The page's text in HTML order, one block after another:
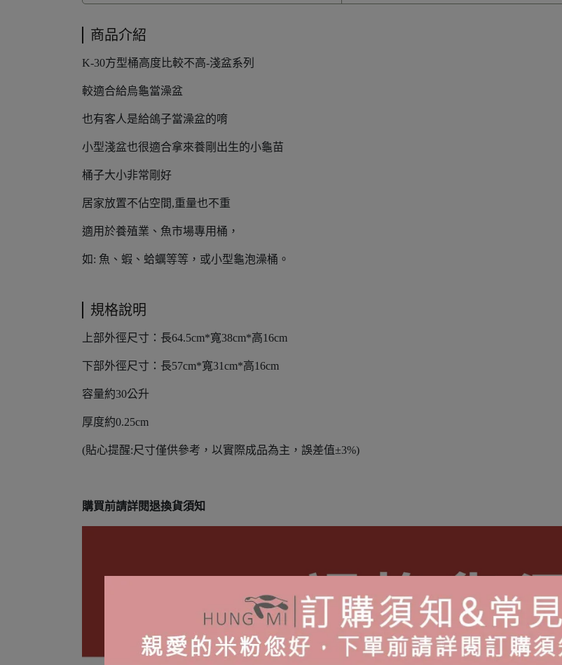
商品介紹
K-30方型桶高度比較不高-淺盆系列
較適合給烏龜當澡盆
也有客人是給鴿子當澡盆的唷
小型淺盆也很適合拿來養剛出生的小龜苗
桶子大小非常剛好
居家放置不佔空間,重量也不重
適用於養殖業、魚市場專用桶，
如: 魚、蝦、蛤蠣等等，或小型龜泡澡桶。
規格說明
上部外徑尺寸：長64.5cm*寬38cm*高16cm
下部外徑尺寸：長57cm*寬31cm*高16cm
容量約30公升
厚度約0.25cm
(貼心提醒:尺寸僅供參考，以實際成品為主，誤差值±3%)
購買前請詳閱退換貨須知